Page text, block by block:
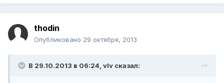
thodin
Опубликовано 29 октября, 2013
В 29.10.2013 в 06:24, vIv сказал: